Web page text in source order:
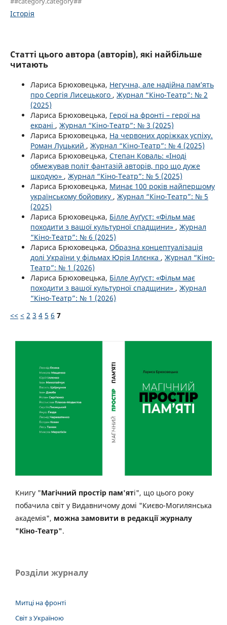
Історія
Статті цього автора (авторів), які найбільше
читають
Лариса Брюховецька, Негучна, але надійна пам’ять
про Сергія Лисецького , Журнал “Кіно-Театр”: № 2
(2025)
Лариса Брюховецька, Герої на фронті – герої на
екрані , Журнал “Кіно-Театр”: № 3 (2025)
Лариса Брюховецька, На червоних доріжках успіху.
Роман Луцький , Журнал “Кіно-Театр”: № 4 (2025)
Лариса Брюховецька, Степан Коваль: «Іноді
обмежував політ фантазій авторів, про що дуже
шкодую» , Журнал “Кіно-Театр”: № 5 (2025)
Лариса Брюховецька, Минає 100 років найпершому
українському бойовику , Журнал “Кіно-Театр”: № 5
(2025)
Лариса Брюховецька, Білле Ауґуст: «Фільм має
походити з вашої культурної спадщини» , Журнал
“Кіно-Театр”: № 6 (2025)
Лариса Брюховецька, Образна концептуалізація
долі України у фільмах Юрія Іллєнка , Журнал “Кіно-
Театр”: № 1 (2026)
Лариса Брюховецька, Білле Ауґуст: «Фільм має
походити з вашої культурної спадщини» , Журнал
“Кіно-Театр”: № 1 (2026)
<< < 2 3 4 5 6 7
Книгу "Магічний простір пам'яті", що цього року
побачила світ у Видавничому домі "Києво-Могилянська
академія", можна замовити в редакції журналу
"Кіно-Театр".
Розділи журналу
Митці на фронті
Світ з Україною